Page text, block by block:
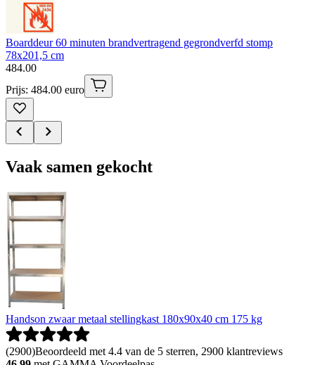
Boarddeur 60 minuten brandvertragend gegrondverfd stomp
78x201,5 cm
484.00
Prijs: 484.00 euro
Vaak samen gekocht
Handson zwaar metaal stellingkast 180x90x40 cm 175 kg
(2900)Beoordeeld met 4.4 van de 5 sterren, 2900 klantreviews